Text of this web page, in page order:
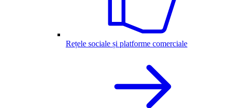
Rețele sociale și platforme comerciale